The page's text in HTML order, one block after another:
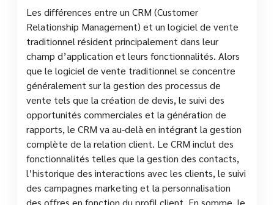
Les différences entre un CRM (Customer
Relationship Management) et un logiciel de vente
traditionnel résident principalement dans leur
champ d’application et leurs fonctionnalités. Alors
que le logiciel de vente traditionnel se concentre
généralement sur la gestion des processus de
vente tels que la création de devis, le suivi des
opportunités commerciales et la génération de
rapports, le CRM va au-delà en intégrant la gestion
complète de la relation client. Le CRM inclut des
fonctionnalités telles que la gestion des contacts,
l’historique des interactions avec les clients, le suivi
des campagnes marketing et la personnalisation
des offres en fonction du profil client. En somme, le